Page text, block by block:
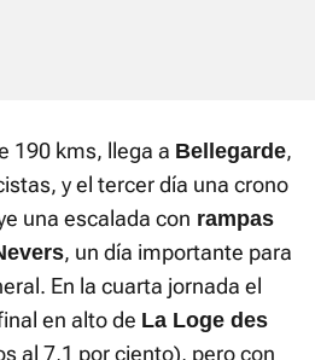
190 kms, llega a Bellegarde,
y el tercer día una crono
una escalada con rampas
, un día importante para
En la cuarta jornada el
en alto de La Loge des
al 7,1 por ciento), pero con